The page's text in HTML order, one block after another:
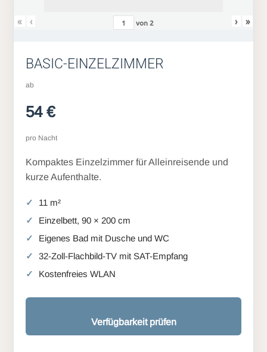
« ‹ von 2 › »
BASIC-EINZELZIMMER
ab
54 €
pro Nacht
Kompaktes Einzelzimmer für Alleinreisende und
kurze Aufenthalte.
11 m²
Einzelbett, 90 × 200 cm
Eigenes Bad mit Dusche und WC
32-Zoll-Flachbild-TV mit SAT-Empfang
Kostenfreies WLAN
Verfügbarkeit prüfen